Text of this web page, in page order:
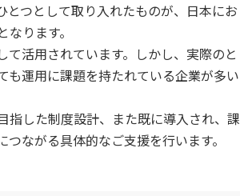
つとして取り入れたものが、日本にお
ります。
活用されています。しかし、実際のと
も運用に課題を持たれている企業が多い
指した制度設計、また既に導入され、課
ながる具体的なご支援を行います。